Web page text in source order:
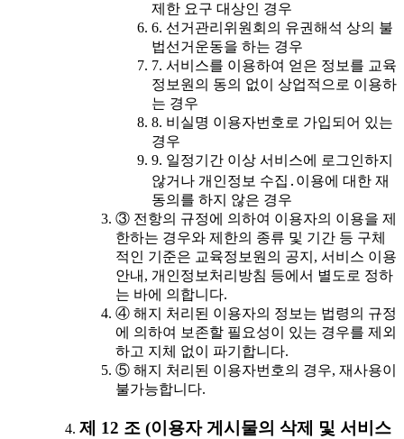
제한 요구 대상인 경우
6. 선거관리위원회의 유권해석 상의 불
법선거운동을 하는 경우
7. 서비스를 이용하여 얻은 정보를 교육
정보원의 동의 없이 상업적으로 이용하
는 경우
8. 비실명 이용자번호로 가입되어 있는
경우
9. 일정기간 이상 서비스에 로그인하지
않거나 개인정보 수집․이용에 대한 재
동의를 하지 않은 경우
③ 전항의 규정에 의하여 이용자의 이용을 제
한하는 경우와 제한의 종류 및 기간 등 구체
적인 기준은 교육정보원의 공지, 서비스 이용
안내, 개인정보처리방침 등에서 별도로 정하
는 바에 의합니다.
④ 해지 처리된 이용자의 정보는 법령의 규정
에 의하여 보존할 필요성이 있는 경우를 제외
하고 지체 없이 파기합니다.
⑤ 해지 처리된 이용자번호의 경우, 재사용이
불가능합니다.
제 12 조 (이용자 게시물의 삭제 및 서비스